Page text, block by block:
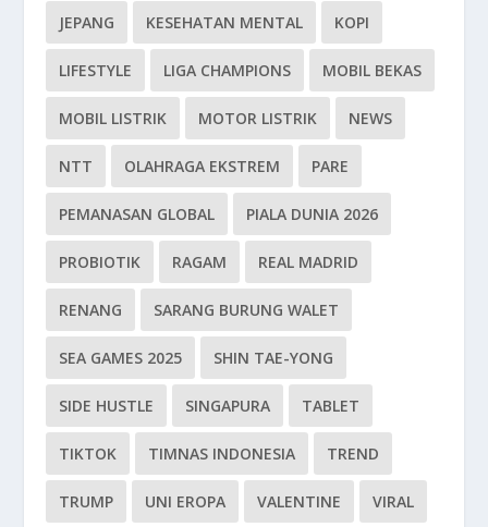
JEPANG KESEHATAN MENTAL KOPI
LIFESTYLE LIGA CHAMPIONS MOBIL BEKAS
MOBIL LISTRIK MOTOR LISTRIK NEWS
NTT OLAHRAGA EKSTREM PARE
PEMANASAN GLOBAL PIALA DUNIA 2026
PROBIOTIK RAGAM REAL MADRID
RENANG SARANG BURUNG WALET
SEA GAMES 2025 SHIN TAE-YONG
SIDE HUSTLE SINGAPURA TABLET
TIKTOK TIMNAS INDONESIA TREND
TRUMP UNI EROPA VALENTINE VIRAL